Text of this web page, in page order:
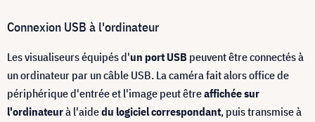
Connexion USB à l'ordinateur
Les visualiseurs équipés d'un port USB peuvent être connectés à
un ordinateur par un câble USB. La caméra fait alors office de
périphérique d'entrée et l'image peut êtreaffichée sur
l'ordinateurà l'aidedu logiciel correspondant, puis transmise à